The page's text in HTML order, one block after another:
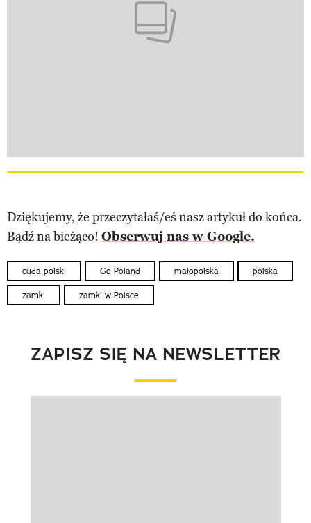
Dziękujemy, że przeczytałaś/eś nasz artykuł do końca.
Bądź na bieżąco! Obserwuj nas w Google.
cuda polski Go Poland małopolska polska
zamki zamki w Polsce
ZAPISZ SIĘ NA NEWSLETTER